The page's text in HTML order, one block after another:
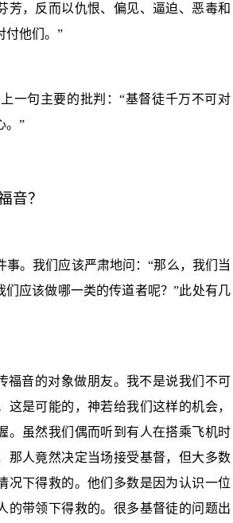
芳，反而以仇恨、偏见、逼迫、恶毒和
付他们。”
一句主要的批判：“基督徒千万不可对
。”
音？
事。我们应该严肃地问：“那么，我们当
们应该做哪一类的传道者呢？”此处有几
福音的对象做朋友。 我不是说我们不可
这是可能的，神若给我们这样的机会，
。虽然我们偶而听到有人在搭乘飞机时
那人竟然决定当场接受基督，但大多数
况下得救的。他们多数是因为认识一位
的带领下得救的。很多基督徒的问题出